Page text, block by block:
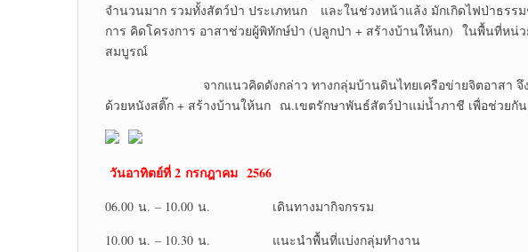
จำนวนมาก รวมทั้งสัตว์ป่า ประเภทนก และในช่วงหน้าแล้ง มักเกิดไฟป่าธรร
การ คิดโครงการ อาสาช่วยผู้พิทักษ์ป่า (ปลูกป่า + สร้างบ้านให้นก) ในพื้นที่หน่
สมบูรณ์
จากแนวคิดดังกล่าว ทางกลุ่มบ้านดินไทยเครือข่ายจิตอาสา จึงมีไ
ด้วยหนังสติ๊ก + สร้างบ้านให้นก ณ.เขตรักษาพันธ์สัตว์ป่าแม่น้ำภาชี เพื่อช่วยกั
วันอาทิตย์ที่ 2 กรกฎาคม 2566
06.00 น. – 10.00 น. เดินทางมากิจกรรม
10.00 น. – 10.30 น. แนะนำพื้นที่แบ่งกลุ่มทำงาน